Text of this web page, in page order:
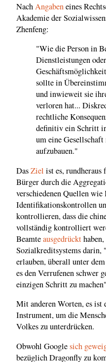
NachAngabeneines
Akademie der
Zhenfeng:
"Wie die Person in
Dienstleistungen oder
sollte in
und inwieweit sie
verloren hat...
rechtliche
definitiv ein Schritt
um eine
aufzubauen."
DasZiel ist es,
Bürger durch die
verschiedenen Quellen wie
Identifikationskontrollen
kontrollieren, dass die
vollständig kontrolliert
Beamteausgedrückt
Sozialkreditsystems darin,
erlauben, überall unter
es den Verrufenen schwer
einzigen Schritt zu
Mit anderen Worten, es ist
Instrument, um die
Volkes zu unterdrücken.
Obwohl Googlesich
bezüglich Dragonfly zu